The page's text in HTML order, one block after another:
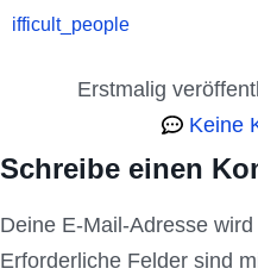
ifficult_people
Erstmalig
Keine
Schreibe einen
Deine E-Mail-Adresse
Erforderliche Felder sind